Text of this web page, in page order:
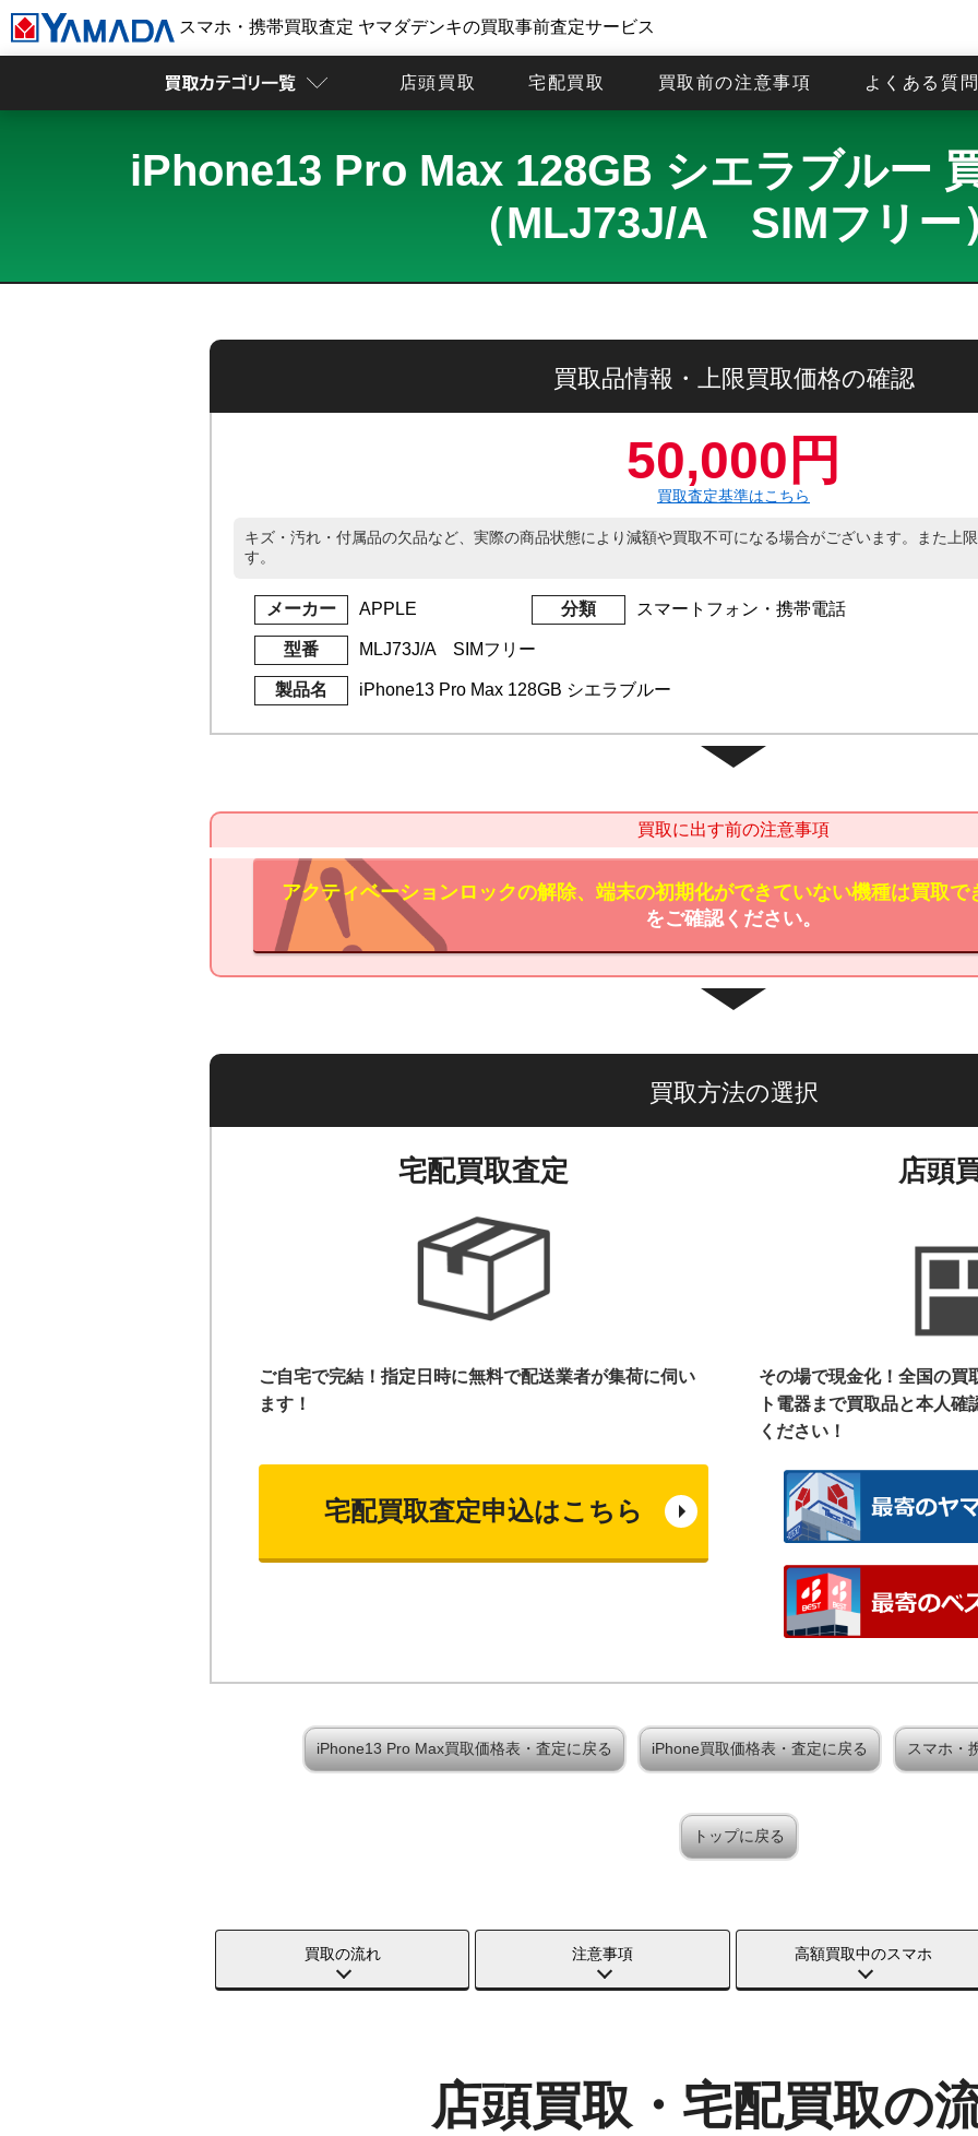
スマホ・携帯買取査定 ヤマダデンキの買取事前査定サービス
店頭買取 宅配買取 買取前の注意事項 よくある質
iPhone13 Pro Max 128GB シエラブルー
（MLJ73J/A SIMフリー
買取品情報・上限買取価格の確認
50,000円
買取査定基準はこちら
キズ・汚れ・付属品の欠品など、実際の商品状態により減額や買取不可になる場合がございます。また上
す。
メーカー APPLE 分類 スマートフォン・携帯電話
型番 MLJ73J/A SIMフリー
製品名 iPhone13 Pro Max 128GB シエラブルー
買取に出す前の注意事項
アクティベーションロックの解除、端末の初期化ができていない機種は買取で
をご確認ください。
買取方法の選択
宅配買取査定
ご自宅で完結！指定日時に無料で配送業者が集荷に伺い
ます！
宅配買取査定申込はこちら
店頭
その場で現金化！全国の買
ト電器まで買取品と本人確
ください！
iPhone13 Pro Max買取価格表・査定に戻る iPhone買取価格表・査定に戻る スマホ・
トップに戻る
買取の流れ 注意事項 高額買取中のスマホ
店頭買取・宅配買取の